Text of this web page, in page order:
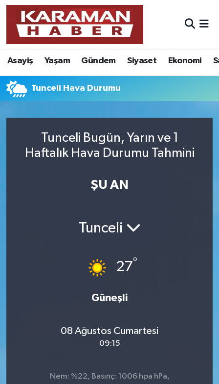
Asayiş Yaşam Gündem Siyaset Ekonomi
Tunceli Hava Durumu
Tunceli Bugün, Yarın ve 1
Haftalık Hava Durumu Tahmini
ŞU AN
Tunceli
27°
Güneşli
08 Ağustos Cumartesi
09:15
Nem: %22, Basınç: 1006 hpa hPa,
Asayiş
Bilim - Teknoloji
Eğitim
Foto Galeri
Nöbetçi Eczaneler
Hava Durumu
Karaman Namaz Vakitleri
Süper Lig Puan Durumu ve Fikstür
Son Dakika Haberleri